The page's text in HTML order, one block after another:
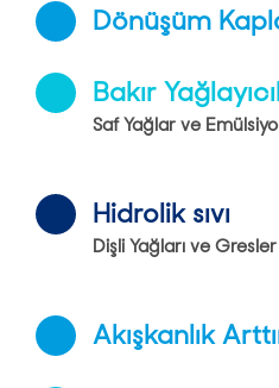
Dönüşüm
Bakır
Saf Yağlar ve
Hidrolik sıvı
Dişli Yağları ve Gresler
Akışkanlık